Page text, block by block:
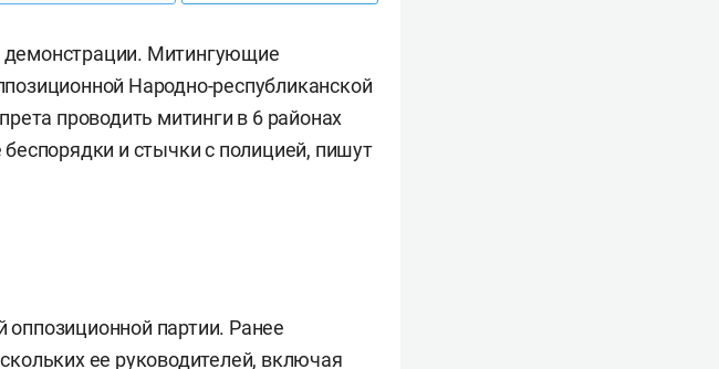
демонстрации. Митингующие
Народно-республиканской
проводить митинги в 6 районах
и стычки с полицией, пишут
партии. Ранее
ее руководителей, включая